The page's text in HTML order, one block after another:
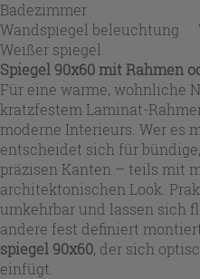
Badezimmer
Wandspiegel beleuchtung
Weißer spiegel
Spiegel 90x60 mit Rahmen
Für eine warme, wohnliche
kratzfestem Laminat-
moderne Interieurs. Wer es
entscheidet sich für
präzisen Kanten – teils mit
architektonischen Look.
umkehrbar und lassen sich
andere fest definiert
spiegel 90x60, der sich
einfügt.